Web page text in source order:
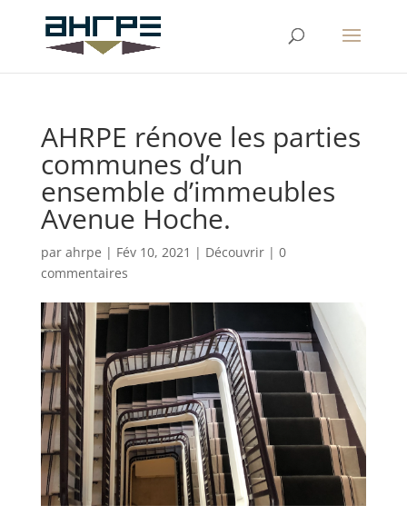
AHRPE rénove les parties
communes d’un
ensemble d’immeubles
Avenue Hoche.
par ahrpe | Fév 10, 2021 | Découvrir| 0
commentaires